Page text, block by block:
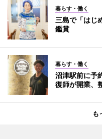
暮らす・働く
三島で「はじ
鑑賞
暮らす・働く
沼津駅前に予
復師が開業、
も